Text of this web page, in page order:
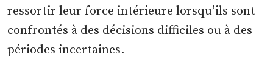
ressortir leur force intérieure lorsqu’ils sont
confrontés à des décisions difficiles ou à des
périodes incertaines.